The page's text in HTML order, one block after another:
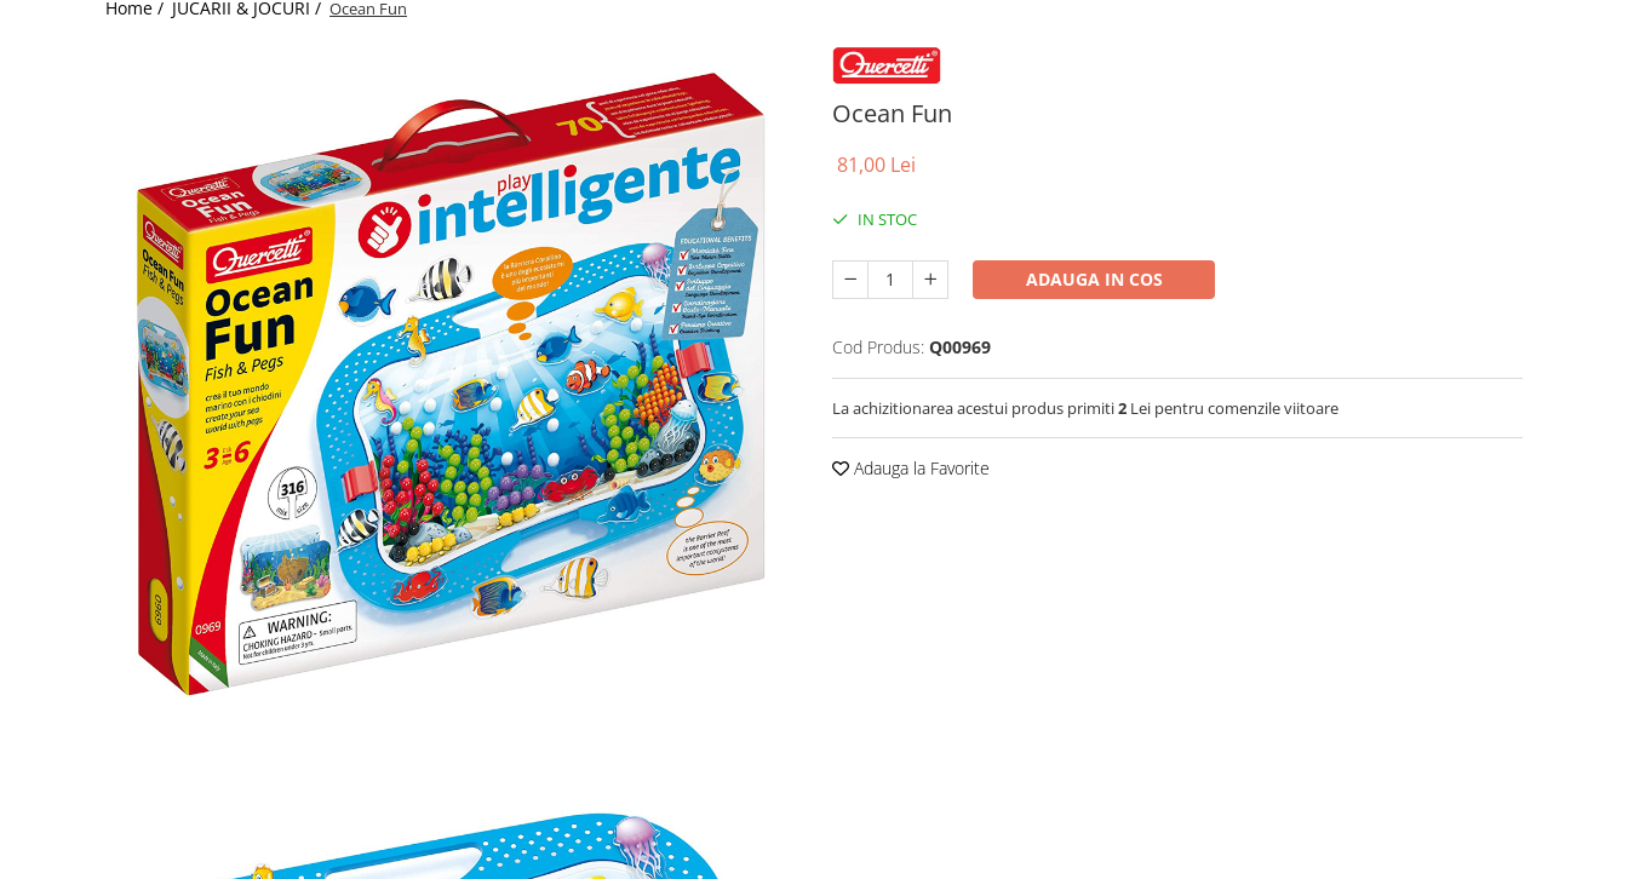
Jucarii de Sortare
Home / JUCARII & JOCURI / Ocean Fun
Ocean Fun
81,00 Lei
IN STOC
ADAUGA IN COS
Cod Produs: Q00969
La achizitionarea acestui produs primiti2 Lei pentru comenzile viitoare
Adauga la Favorite